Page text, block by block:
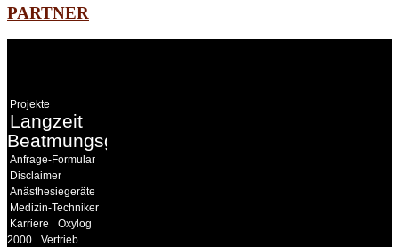
PARTNER
Projekte
Langzeit
Beatmungsgeräte
Anfrage-Formular
Disclaimer
Anästhesiegeräte
Medizin-Techniker
Karriere
Oxylog
2000
Vertrieb